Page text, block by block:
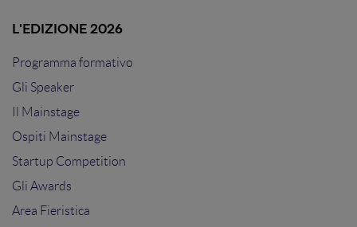
L'EDIZIONE 2026
Programma formativo
Gli Speaker
Il Mainstage
Ospiti Mainstage
Startup Competition
Gli Awards
Area Fieristica